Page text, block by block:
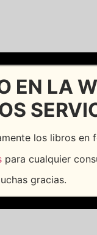
EN LA
los libros en
para cualquier
gracias.